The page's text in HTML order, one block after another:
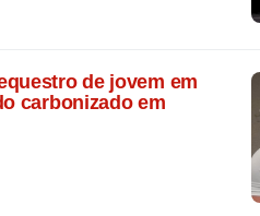
de jovem em
carbonizado em